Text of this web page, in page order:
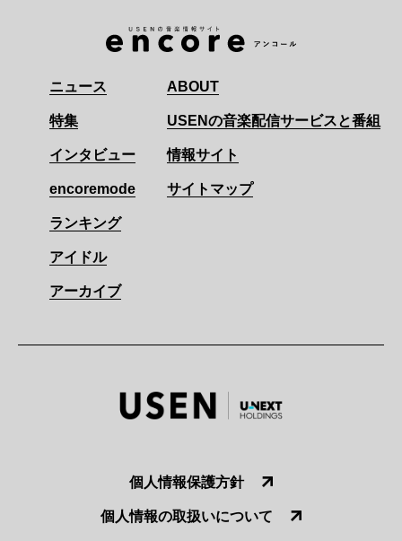
ニュース
特集
インタビュー
encoremode
ランキング
アイドル
アーカイブ
ABOUT
USENの音楽配信サービスと番組
情報サイト
サイトマップ
個人情報保護方針
個人情報の取扱いについて